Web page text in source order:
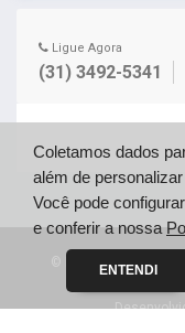
Ligue Agora
(31) 3492-5341
© Portal Auto
Coletamos dados
além de
Você pode
e conferir a nossa
ENTENDI